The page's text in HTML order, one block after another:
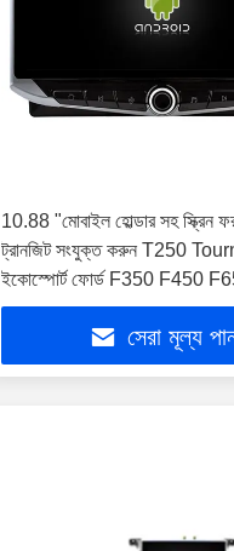
10.88 "মোবাইল হোল্ডার সহ স্ক্রিন
ট্রানজিট সংযুক্ত করুন T250
ইকোস্পোর্ট ফোর্ড F350 F450
2017-2023 মাল্টিমিডিয়া স্টেরিও
সেরা মূল্য